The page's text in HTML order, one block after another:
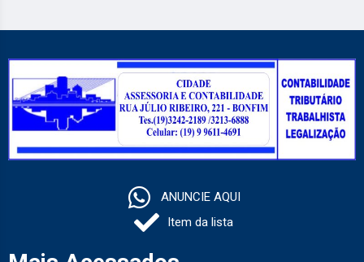
ANUNCIE AQUI
Item da lista